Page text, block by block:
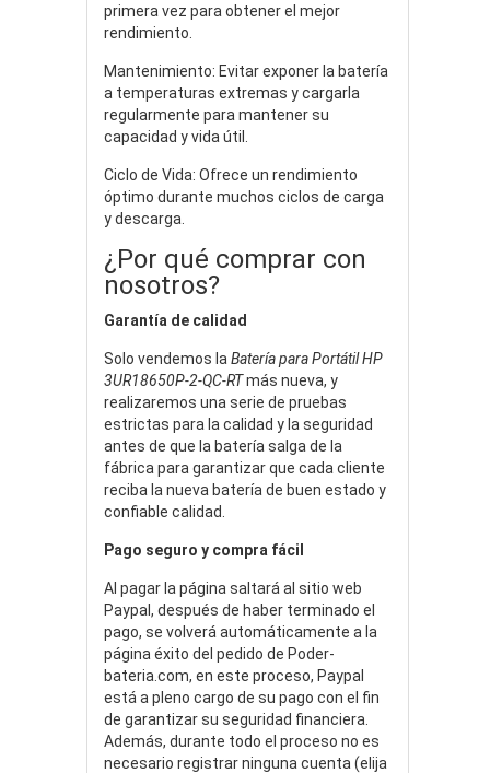
primera vez para obtener el mejor
rendimiento.
Mantenimiento: Evitar exponer la batería
a temperaturas extremas y cargarla
regularmente para mantener su
capacidad y vida útil.
Ciclo de Vida: Ofrece un rendimiento
óptimo durante muchos ciclos de carga
y descarga.
¿Por qué comprar con
nosotros?
Garantía de calidad
Solo vendemos la Batería para Portátil HP
3UR18650P-2-QC-RTmás nueva, y
realizaremos una serie de pruebas
estrictas para la calidad y la seguridad
antes de que la batería salga de la
fábrica para garantizar que cada cliente
reciba la nueva batería de buen estado y
confiable calidad.
Pago seguro y compra fácil
Al pagar la página saltará al sitio web
Paypal, después de haber terminado el
pago, se volverá automáticamente a la
página éxito del pedido de Poder-
bateria.com, en este proceso, Paypal
está a pleno cargo de su pago con el fin
de garantizar su seguridad financiera.
Además, durante todo el proceso no es
necesario registrar ninguna cuenta (elija